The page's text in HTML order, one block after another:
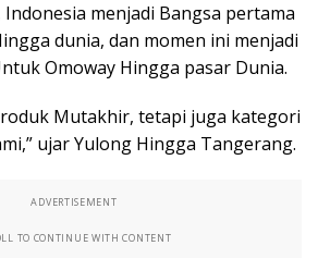
menjadi Bangsa pertama
dunia, dan momen ini menjadi
Omoway Hingga pasar Dunia.
Mutakhir, tetapi juga kategori
ujar Yulong Hingga Tangerang.
ADVERTISEMENT
TO CONTINUE WITH CONTENT